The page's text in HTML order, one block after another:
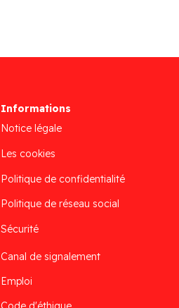
Informations
Notice légale
Les cookies
Politique de confidentialité
Politique de réseau social
Sécurité
Canal de signalement
Emploi